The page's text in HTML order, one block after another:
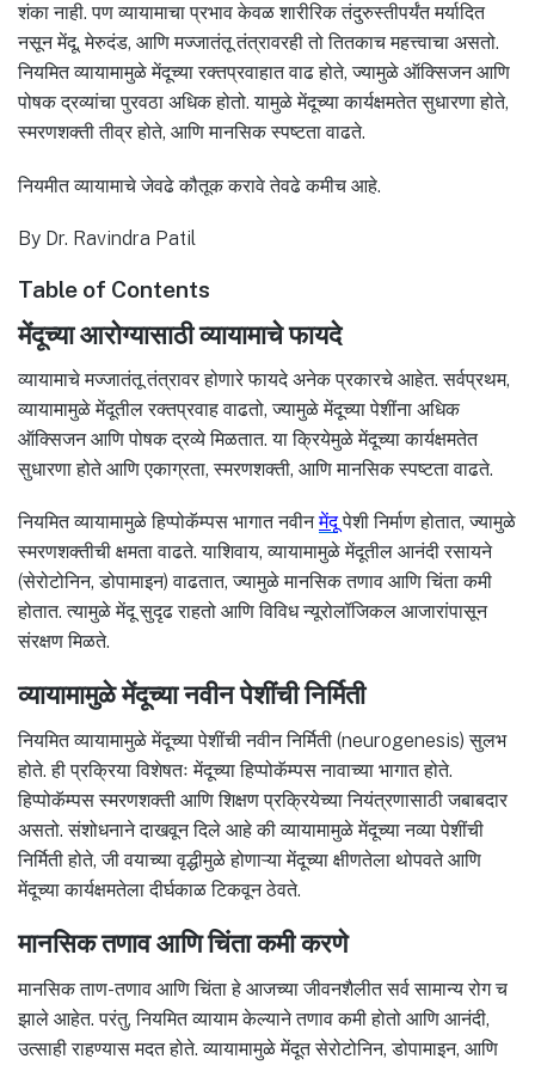
शंका नाही. पण व्यायामाचा प्रभाव केवळ शारीरिक तंदुरुस्तीपर्यंत मर्यादित
नसून मेंदू, मेरुदंड, आणि मज्जातंतू तंत्रावरही तो तितकाच महत्त्वाचा असतो.
नियमित व्यायामामुळे मेंदूच्या रक्तप्रवाहात वाढ होते, ज्यामुळे ऑक्सिजन आणि
पोषक द्रव्यांचा पुरवठा अधिक होतो. यामुळे मेंदूच्या कार्यक्षमतेत सुधारणा होते,
स्मरणशक्ती तीव्र होते, आणि मानसिक स्पष्टता वाढते.
नियमीत व्यायामाचे जेवढे कौतूक करावे तेवढे कमीच आहे.
By Dr. Ravindra Patil
Table of Contents
मेंदूच्या आरोग्यासाठी व्यायामाचे फायदे
व्यायामाचे मज्जातंतू तंत्रावर होणारे फायदे अनेक प्रकारचे आहेत. सर्वप्रथम,
व्यायामामुळे मेंदूतील रक्तप्रवाह वाढतो, ज्यामुळे मेंदूच्या पेशींना अधिक
ऑक्सिजन आणि पोषक द्रव्ये मिळतात. या क्रियेमुळे मेंदूच्या कार्यक्षमतेत
सुधारणा होते आणि एकाग्रता, स्मरणशक्ती, आणि मानसिक स्पष्टता वाढते.
नियमित व्यायामामुळे हिप्पोकॅम्पस भागात नवीनमेंदूपेशी निर्माण होतात, ज्यामुळे
स्मरणशक्तीची क्षमता वाढते. याशिवाय, व्यायामामुळे मेंदूतील आनंदी रसायने
(सेरोटोनिन, डोपामाइन) वाढतात, ज्यामुळे मानसिक तणाव आणि चिंता कमी
होतात. त्यामुळे मेंदू सुदृढ राहतो आणि विविध न्यूरोलॉजिकल आजारांपासून
संरक्षण मिळते.
व्यायामामुळे मेंदूच्या नवीन पेशींची निर्मिती
नियमित व्यायामामुळे मेंदूच्या पेशींची नवीन निर्मिती (neurogenesis) सुलभ
होते. ही प्रक्रिया विशेषतः मेंदूच्या हिप्पोकॅम्पस नावाच्या भागात होते.
हिप्पोकॅम्पस स्मरणशक्ती आणि शिक्षण प्रक्रियेच्या नियंत्रणासाठी जबाबदार
असतो. संशोधनाने दाखवून दिले आहे की व्यायामामुळे मेंदूच्या नव्या पेशींची
निर्मिती होते, जी वयाच्या वृद्धीमुळे होणाऱ्या मेंदूच्या क्षीणतेला थोपवते आणि
मेंदूच्या कार्यक्षमतेला दीर्घकाळ टिकवून ठेवते.
मानसिक तणाव आणि चिंता कमी करणे
मानसिक ताण-तणाव आणि चिंता हे आजच्या जीवनशैलीत सर्व सामान्य रोग च
झाले आहेत. परंतु, नियमित व्यायाम केल्याने तणाव कमी होतो आणि आनंदी,
उत्साही राहण्यास मदत होते. व्यायामामुळे मेंदूत सेरोटोनिन, डोपामाइन, आणि